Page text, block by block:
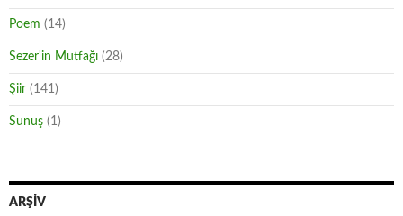
Poem (14)
Sezer'in Mutfağı (28)
Şiir (141)
Sunuş (1)
ARŞIV